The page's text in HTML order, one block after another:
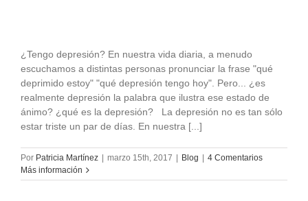
¿Tengo depresión? En nuestra vida diaria, a menudo
escuchamos a distintas personas pronunciar la frase "qué
deprimido estoy" "qué depresión tengo hoy". Pero... ¿es
realmente depresión la palabra que ilustra ese estado de
ánimo? ¿qué es la depresión? La depresión no es tan sólo
estar triste un par de días. En nuestra [...]
Por Patricia Martínez | marzo 15th, 2017 | Blog | 4 Comentarios
Más información